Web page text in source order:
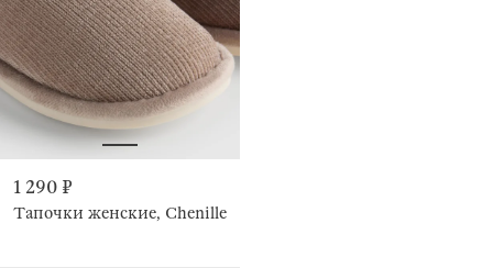
1 290 ₽
Тапочки женские, Chenille